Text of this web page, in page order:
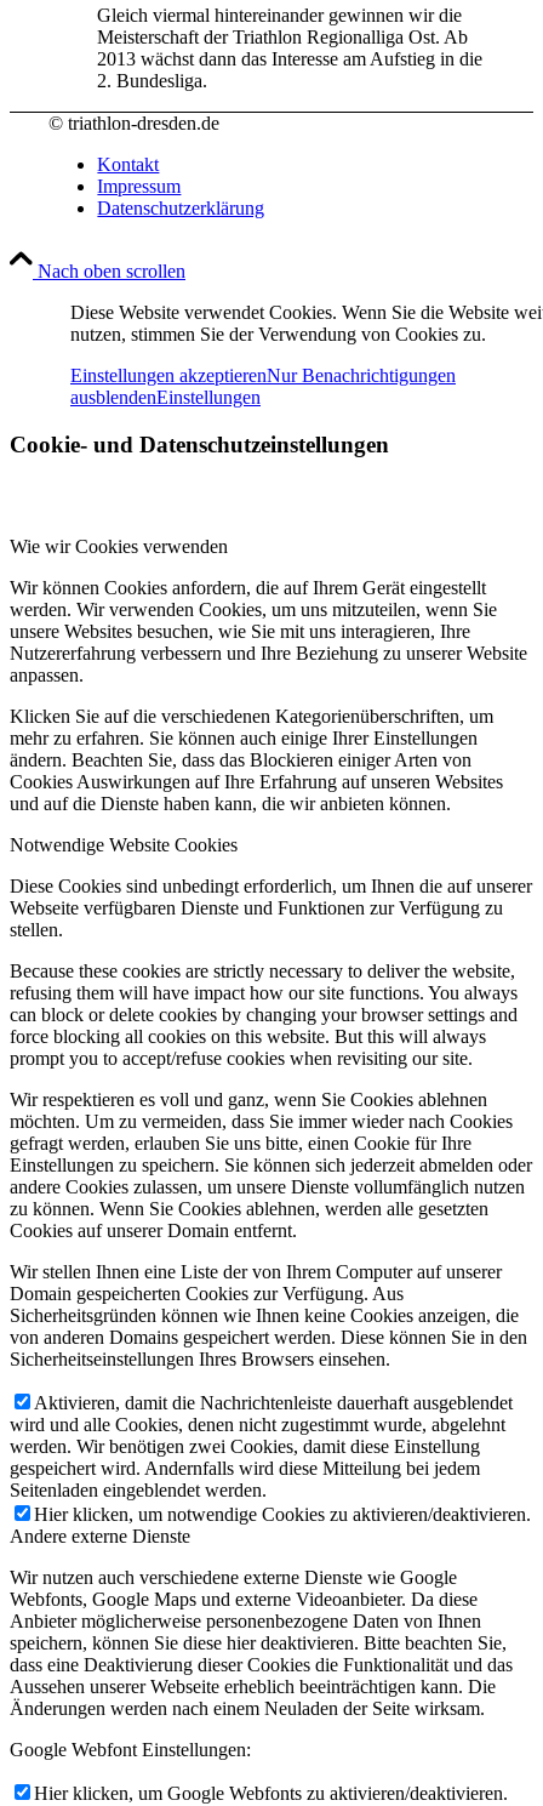
Gleich viermal hintereinander gewinnen wir die
Meisterschaft der Triathlon Regionalliga Ost. Ab
2013 wächst dann das Interesse am Aufstieg in die
2. Bundesliga.
© triathlon-dresden.de
Kontakt
Impressum
Datenschutzerklärung
Nach oben scrollen
Diese Website verwendet Cookies. Wenn Sie die Website
nutzen, stimmen Sie der Verwendung von Cookies zu.
Einstellungen akzeptierenNur Benachrichtigungen
ausblendenEinstellungen
Cookie- und Datenschutzeinstellungen
Wie wir Cookies verwenden
Wir können Cookies anfordern, die auf Ihrem Gerät eingestellt
werden. Wir verwenden Cookies, um uns mitzuteilen, wenn Sie
unsere Websites besuchen, wie Sie mit uns interagieren, Ihre
Nutzererfahrung verbessern und Ihre Beziehung zu unserer Website
anpassen.
Klicken Sie auf die verschiedenen Kategorienüberschriften, um
mehr zu erfahren. Sie können auch einige Ihrer Einstellungen
ändern. Beachten Sie, dass das Blockieren einiger Arten von
Cookies Auswirkungen auf Ihre Erfahrung auf unseren Websites
und auf die Dienste haben kann, die wir anbieten können.
Notwendige Website Cookies
Diese Cookies sind unbedingt erforderlich, um Ihnen die auf unserer
Webseite verfügbaren Dienste und Funktionen zur Verfügung zu
stellen.
Because these cookies are strictly necessary to deliver the website,
refusing them will have impact how our site functions. You always
can block or delete cookies by changing your browser settings and
force blocking all cookies on this website. But this will always
prompt you to accept/refuse cookies when revisiting our site.
Wir respektieren es voll und ganz, wenn Sie Cookies ablehnen
möchten. Um zu vermeiden, dass Sie immer wieder nach Cookies
gefragt werden, erlauben Sie uns bitte, einen Cookie für Ihre
Einstellungen zu speichern. Sie können sich jederzeit abmelden oder
andere Cookies zulassen, um unsere Dienste vollumfänglich nutzen
zu können. Wenn Sie Cookies ablehnen, werden alle gesetzten
Cookies auf unserer Domain entfernt.
Wir stellen Ihnen eine Liste der von Ihrem Computer auf unserer
Domain gespeicherten Cookies zur Verfügung. Aus
Sicherheitsgründen können wie Ihnen keine Cookies anzeigen, die
von anderen Domains gespeichert werden. Diese können Sie in den
Sicherheitseinstellungen Ihres Browsers einsehen.
Aktivieren, damit die Nachrichtenleiste dauerhaft ausgeblendet
wird und alle Cookies, denen nicht zugestimmt wurde, abgelehnt
werden. Wir benötigen zwei Cookies, damit diese Einstellung
gespeichert wird. Andernfalls wird diese Mitteilung bei jedem
Seitenladen eingeblendet werden.
Hier klicken, um notwendige Cookies zu aktivieren/deaktivieren.
Andere externe Dienste
Wir nutzen auch verschiedene externe Dienste wie Google
Webfonts, Google Maps und externe Videoanbieter. Da diese
Anbieter möglicherweise personenbezogene Daten von Ihnen
speichern, können Sie diese hier deaktivieren. Bitte beachten Sie,
dass eine Deaktivierung dieser Cookies die Funktionalität und das
Aussehen unserer Webseite erheblich beeinträchtigen kann. Die
Änderungen werden nach einem Neuladen der Seite wirksam.
Google Webfont Einstellungen:
Hier klicken, um Google Webfonts zu aktivieren/deaktivieren.